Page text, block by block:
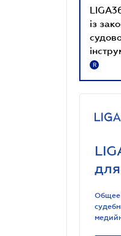
із
R
Общее